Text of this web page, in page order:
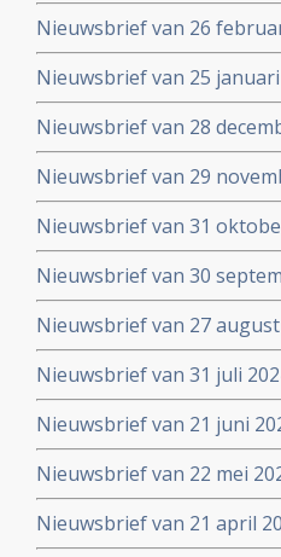
Nieuwsbrief van 26
Nieuwsbrief van 25
Nieuwsbrief van 28
Nieuwsbrief van 29
Nieuwsbrief van 31
Nieuwsbrief van 30
Nieuwsbrief van 27
Nieuwsbrief van 31 juli
Nieuwsbrief van 21 juni
Nieuwsbrief van 22 mei
Nieuwsbrief van 21 april